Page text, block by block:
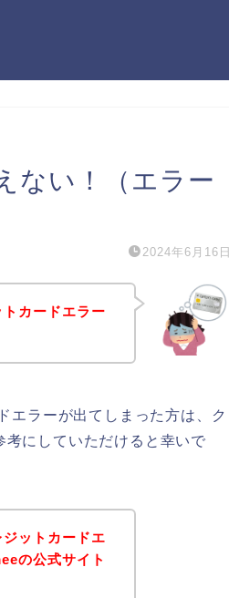
ない！（エラー
2024年6月16日
カードエラー
エラーが出てしまった方は、ク
にしていただけると幸いで
ットカードエ
の公式サイト